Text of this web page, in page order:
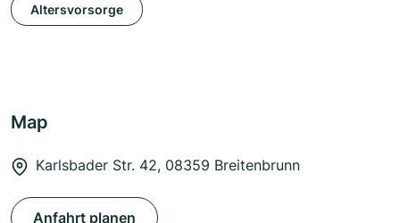
Altersvorsorge
Map
Karlsbader Str. 42, 08359 Breitenbrunn
Anfahrt planen